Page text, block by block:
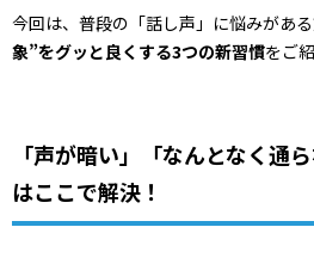
今回は、普段の「話し声」に悩みがある
象”をグッと良くする3つの新習慣をご
「声が暗い」「なんとなく通
はここで解決！